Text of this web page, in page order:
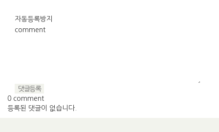
자동등록방지
comment
0 comment
등록된 댓글이 없습니다.